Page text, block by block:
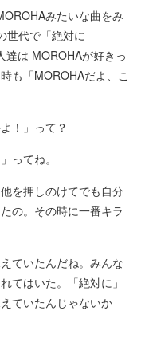
みたいな曲をみ
世代で「絶対に
達は MOROHAが好きっ
も「MOROHAだよ、こ
！」って？
ってね。
を押しのけてでも自分
の。その時に一番キラ
ていたんだね。みんな
てはいた。「絶対に」
ていたんじゃないか